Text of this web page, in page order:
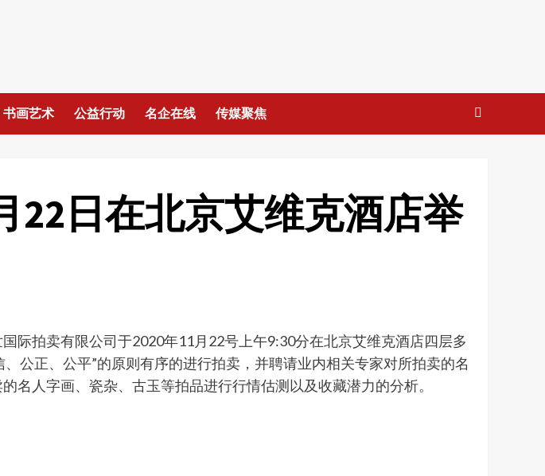
书画艺术 公益行动 名企在线 传媒聚焦
22日在北京艾维克酒店举
际拍卖有限公司于2020年11月22号上午9:30分在北京艾维克酒店四层多
公正、公平”的原则有序的进行拍卖，并聘请业内相关专家对所拍卖的名
名人字画、瓷杂、古玉等拍品进行行情估测以及收藏潜力的分析。